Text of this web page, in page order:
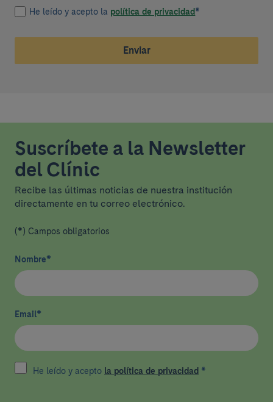
He leído y acepto la política de privacidad*
Enviar
Suscríbete a la Newsletter
del Clínic
Recibe las últimas noticias de nuestra institución
directamente en tu correo electrónico.
(*) Campos obligatorios
Nombre*
Email*
He leído y acepto la política de privacidad *